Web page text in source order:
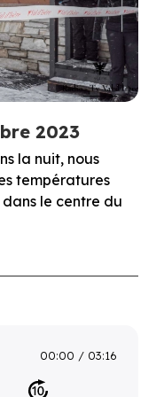
2023
la nuit, nous
températures
le centre du
00:00 03:16